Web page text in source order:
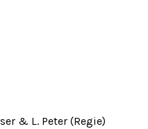
& L. Peter (Regie)